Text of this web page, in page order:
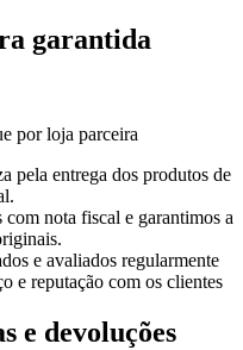
garantida
por loja parceira
pela entrega dos produtos de
nota fiscal e garantimos a
e avaliados regularmente
e reputação com os clientes
e devoluções